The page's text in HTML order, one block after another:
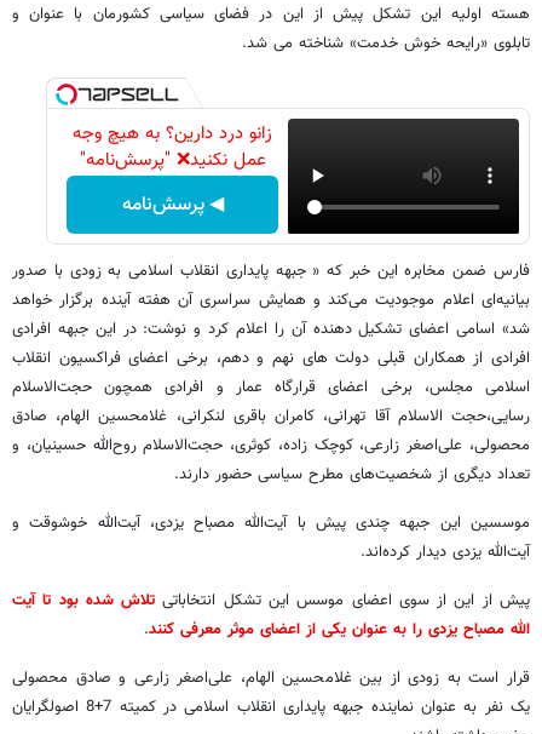
هسته اولیه این تشکل پیش از این در فضای سیاسی کشورمان با عنوان و
تابلوی «رایحه خوش خدمت» شناخته می شد.
زانو درد دارین؟ به هیچ وجه
عمل نکنید❌ "پرسش‌نامه"
◀ پرسش‌نامه
فارس ضمن مخابره این خبر که « جبهه پایداری انقلاب اسلامی به زودی با صدور
بیانیه‌ای اعلام موجودیت می‌کند و همایش سراسری آن هفته آینده برگزار خواهد
شد» اسامی اعضای تشکیل دهنده آن را اعلام کرد و نوشت: در این جبهه افرادی
افرادی از همکاران قبلی دولت های نهم و دهم، برخی اعضای فراکسیون انقلاب
اسلامی مجلس، برخی اعضای قرارگاه عمار و افرادی همچون حجت‌الاسلام
رسایی،حجت الاسلام آقا تهرانی، کامران باقری‌ لنکرانی، غلامحسین الهام، صادق
محصولی، علی‌اصغر زارعی، کوچک زاده، کوثری، حجت‌الاسلام روح‌الله حسینیان، و
تعداد دیگری از شخصیت‌های مطرح سیاسی حضور دارند.
موسسین این جبهه چندی پیش با آیت‌الله مصباح یزدی، آیت‌الله خوشوقت و
آیت‌الله یزدی دیدار کرده‌اند.
پیش از این از سوی اعضای موسس این تشکل انتخاباتی تلاش شده بود تا آیت
الله مصباح یزدی را به عنوان یکی از اعضای موثر معرفی کنند.
قرار است به زودی از بین غلامحسین الهام، علی‌اصغر زارعی و صادق محصولی
یک نفر به عنوان نماینده جبهه پایداری انقلاب اسلامی در کمیته 7+8 اصولگرایان